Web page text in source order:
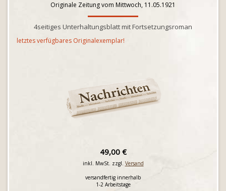
Originale Zeitung vom Mittwoch, 11.05.1921
4seitiges Unterhaltungsblatt mit Fortsetzungsroman
letztes verfügbares Originalexemplar!
49,00 €
inkl. MwSt. zzgl. Versand
versandfertig innerhalb
1-2 Arbeitstage